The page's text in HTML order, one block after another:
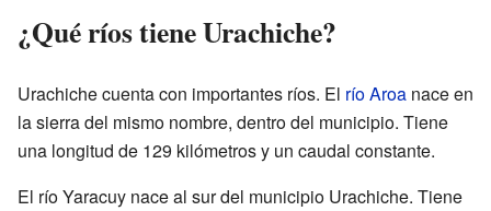
¿Qué ríos tiene Urachiche?
Urachiche cuenta con importantes ríos. El río Aroa nace en
la sierra del mismo nombre, dentro del municipio. Tiene
una longitud de 129 kilómetros y un caudal constante.
El río Yaracuy nace al sur del municipio Urachiche. Tiene